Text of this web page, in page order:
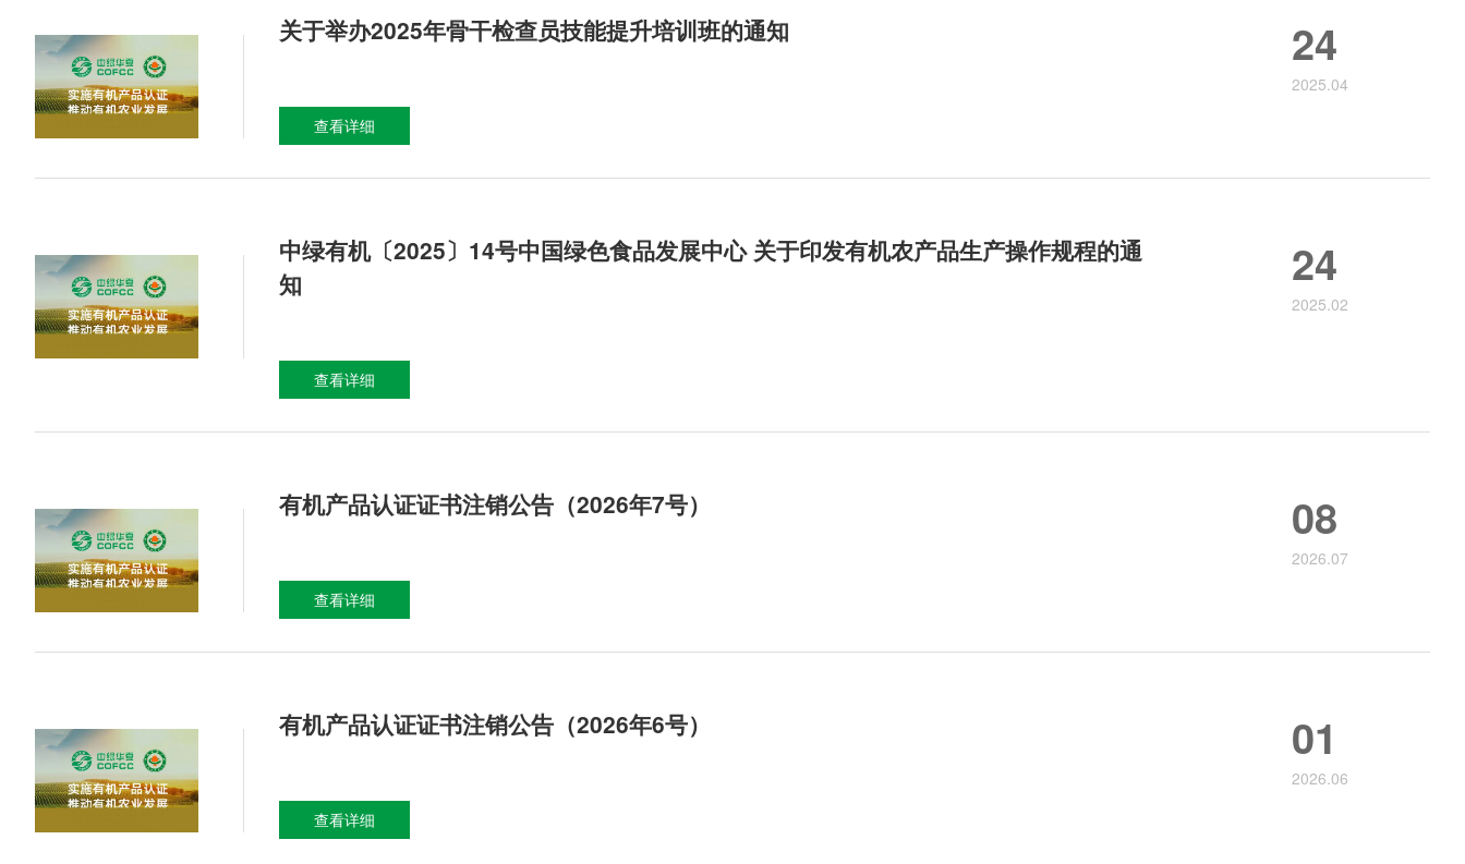
关于举办2025年骨干检查员技能提升培训班的通知
查看详细
24
2025.04
中绿有机〔2025〕14号中国绿色食品发展中心 关于印发有机农产品生产操作规程的通
知
查看详细
24
2025.02
有机产品认证证书注销公告（2026年7号）
查看详细
08
2026.07
有机产品认证证书注销公告（2026年6号）
查看详细
01
2026.06